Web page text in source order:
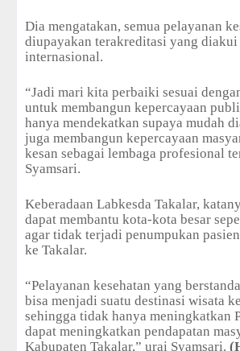
Dia mengatakan, semua pelayanan
diupayakan terakreditasi yang diakui
internasional.
“Jadi mari kita perbaiki sesuai
untuk membangun kepercayaan
hanya mendekatkan supaya mudah
juga membangun kepercayaan
kesan sebagai lembaga profesional
Syamsari.
Keberadaan Labkesda Takalar,
dapat membantu kota-kota besar
agar tidak terjadi penumpukan
ke Takalar.
“Pelayanan kesehatan yang
bisa menjadi suatu destinasi wisata
sehingga tidak hanya meningkatkan
dapat meningkatkan pendapatan
Kabupaten Takalar,” urai Syamsari.